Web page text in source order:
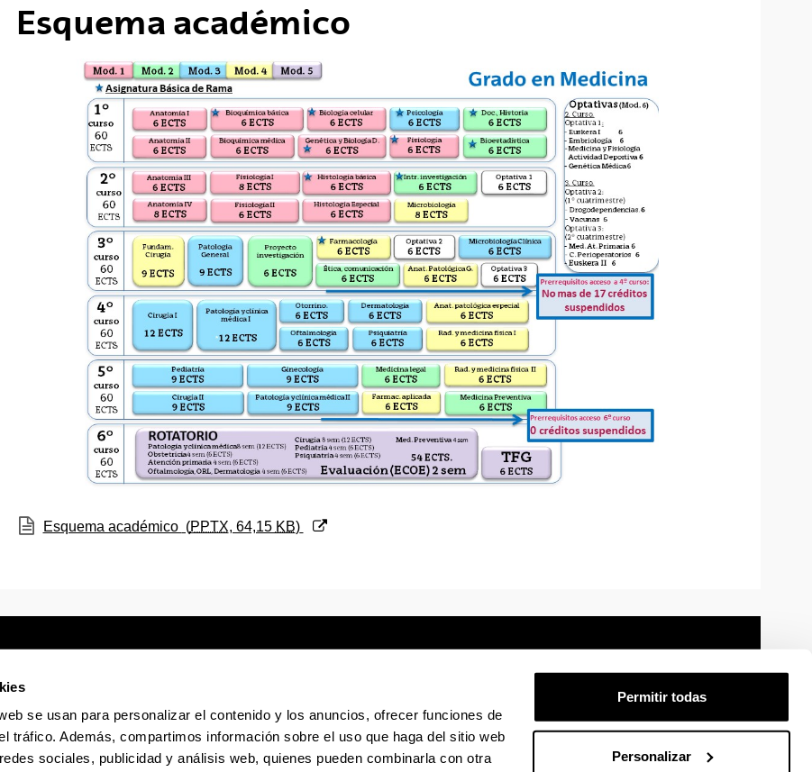
se usan para personalizar el contenido y los anuncios, ofrecer funciones de
tráfico. Además, compartimos información sobre el uso que haga del sitio web
sociales, publicidad y análisis web, quienes pueden combinarla con otra
Permitir todas
Personalizar
Esquema académico
(Abre una nueva ventana)
Esquema académico (PPTX, 64,15 KB)
Sede electrónica Accesibilidad Información legal Mapa Ayuda Contacto